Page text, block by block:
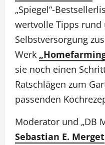
„Spiegel“-
wertvolle Tipps rund
Selbstversorgung
Werk
sie noch einen
Ratschlägen zum
passenden
Moderator und „DB
Sebastian E. Merget